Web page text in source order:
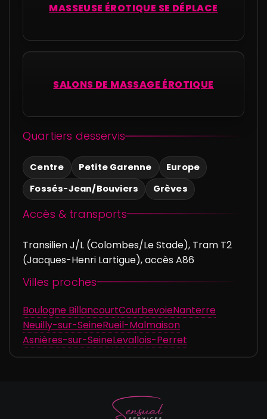
MASSEUSE ÉROTIQUE SE DÉPLACE
SALONS DE MASSAGE ÉROTIQUE
Quartiers desservis
Centre Petite Garenne
Europe
Fossés-Jean/Bouviers
Grèves
Accès & transports
Transilien J/L (Colombes/Le Stade), Tram T2
(Jacques-Henri Lartigue), accès A86
Villes proches
Boulogne BillancourtCourbevoieNanterre
Neuilly-sur-SeineRueil-Malmaison
Asnières-sur-SeineLevallois-Perret